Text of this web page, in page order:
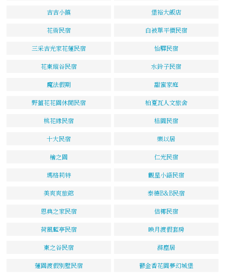
吉吉小鎮 堡裕大飯店
花術民宿 白被單平價民宿
三采吉光家花蓮民宿 怡驛民宿
花東縱谷民宿 水鈴子民宿
魔法假期 甜蜜家庭
野薑花花園休閒民宿 柏夏瓦人文旅舍
桃花緣民宿 桔園民宿
十大民宿 樂以居
檜之園 仁光民宿
瑪格莉特 觀星小語民宿
美爽爽旅館 泰德B&B民宿
恩典之家民宿 佶椰民宿
荷風藍亭民宿 映月渡假套房
東之谷民宿 滌塵居
蓮園渡假別墅民宿 鬱金香花園夢幻城堡